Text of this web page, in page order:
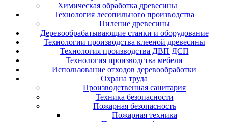
Химическая обработка древесины
Технология лесопильного производства
Пиление древесины
Деревообрабатывающие станки и оборудование
Технологии производства клееной древесины
Технология производства ДВП ДСП
Технология производства мебели
Использование отходов деревообработки
Охрана труда
Производственная санитария
Техника безопасности
Пожарная безопасность
Пожарная техника